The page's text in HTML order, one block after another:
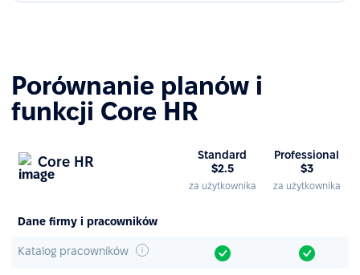
Porównanie planów i
funkcji Core HR
Core HR
Standard
$2.5
za użytkownika
Professional
$3
za użytkownika
Dane firmy i pracowników
Katalog pracowników